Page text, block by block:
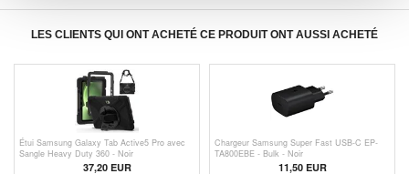
LES CLIENTS QUI ONT ACHETÉ CE PRODUIT ONT AUSSI ACHETÉ
Étui Samsung Galaxy Tab Active5 Pro avec
Sangle Heavy Duty 360 - Noir
37,20 EUR
Chargeur Samsung Super Fast USB-C EP-
TA800EBE - Bulk - Noir
11,50EUR